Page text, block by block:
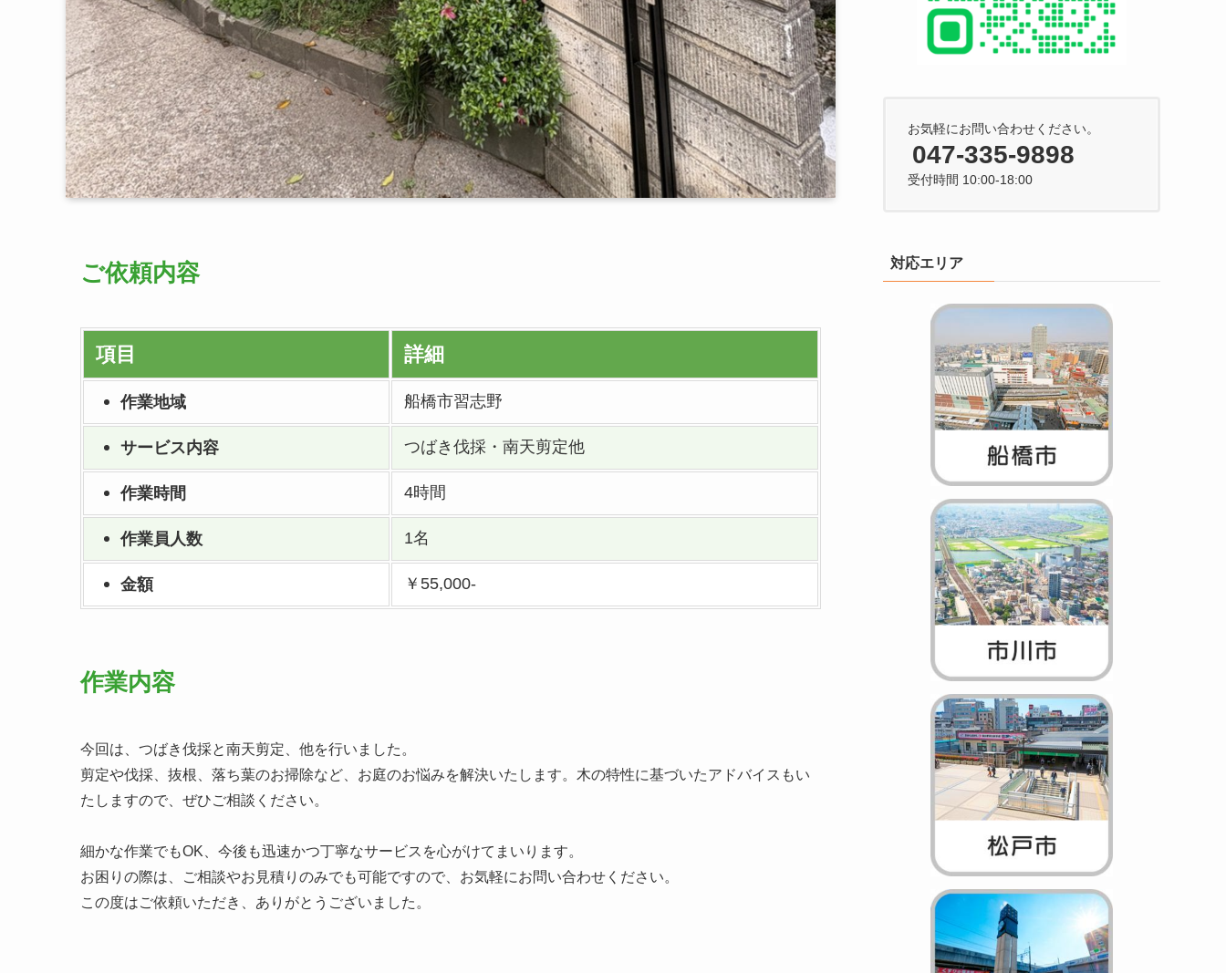
ご依頼内容
項目 詳細
作業地域 船橋市習志野
サービス内容 つばき伐採・南天剪定他
作業時間 4時間
作業員人数 1名
金額 ￥55,000-
作業内容
今回は、つばき伐採と南天剪定、他を行いました。
剪定や伐採、抜根、落ち葉のお掃除など、お庭のお悩みを解決いたします。木の特性に基づいたアドバイスもい
たしますので、ぜひご相談ください。
細かな作業でもOK、今後も迅速かつ丁寧なサービスを心がけてまいります。
お困りの際は、ご相談やお見積りのみでも可能ですので、お気軽にお問い合わせください。
この度はご依頼いただき、ありがとうございました。
お気軽にお問い合わせください。
047-335-9898
受付時間 10:00-18:00
対応エリア